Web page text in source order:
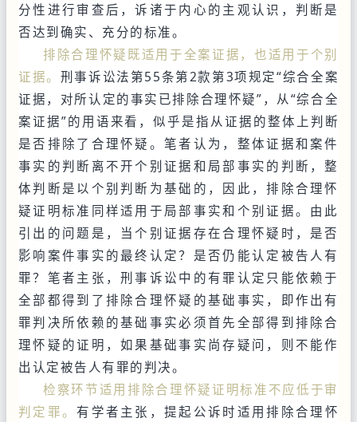
分性进行审查后，诉诸于内心的主观认识，判断是
否达到确实、充分的标准。
排除合理怀疑既适用于全案证据，也适用于个别
证据。 刑事诉讼法第55条第2款第3项规定“综合全案
证据，对所认定的事实已排除合理怀疑”，从“综合全
案证据”的用语来看，似乎是指从证据的整体上判断
是否排除了合理怀疑。笔者认为，整体证据和案件
事实的判断离不开个别证据和局部事实的判断，整
体判断是以个别判断为基础的，因此，排除合理怀
疑证明标准同样适用于局部事实和个别证据。由此
引出的问题是，当个别证据存在合理怀疑时，是否
影响案件事实的最终认定？是否仍能认定被告人有
罪？笔者主张，刑事诉讼中的有罪认定只能依赖于
全部都得到了排除合理怀疑的基础事实，即作出有
罪判决所依赖的基础事实必须首先全部得到排除合
理怀疑的证明，如果基础事实尚存疑问，则不能作
出认定被告人有罪的判决。
检察环节适用排除合理怀疑证明标准不应低于审
判定罪。有学者主张，提起公诉时适用排除合理怀